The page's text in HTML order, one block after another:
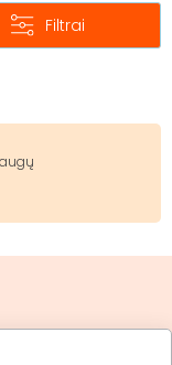
Filtrai